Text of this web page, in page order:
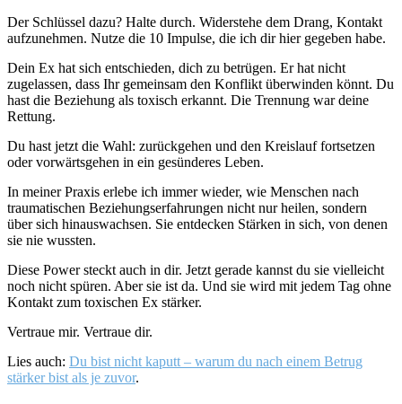
Der Schlüssel dazu? Halte durch. Widerstehe dem Drang, Kontakt
aufzunehmen. Nutze die 10 Impulse, die ich dir hier gegeben habe.
Dein Ex hat sich entschieden, dich zu betrügen. Er hat nicht
zugelassen, dass Ihr gemeinsam den Konflikt überwinden könnt. Du
hast die Beziehung als toxisch erkannt. Die Trennung war deine
Rettung.
Du hast jetzt die Wahl: zurückgehen und den Kreislauf fortsetzen
oder vorwärtsgehen in ein gesünderes Leben.
In meiner Praxis erlebe ich immer wieder, wie Menschen nach
traumatischen Beziehungserfahrungen nicht nur heilen, sondern
über sich hinauswachsen. Sie entdecken Stärken in sich, von denen
sie nie wussten.
Diese Power steckt auch in dir. Jetzt gerade kannst du sie vielleicht
noch nicht spüren. Aber sie ist da. Und sie wird mit jedem Tag ohne
Kontakt zum toxischen Ex stärker.
Vertraue mir. Vertraue dir.
Lies auch: Du bist nicht kaputt – warum du nach einem Betrug
stärker bist als je zuvor.